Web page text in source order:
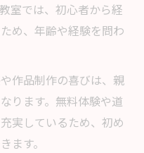
室では、初心者から経
め、年齢や経験を問わ
作品制作の喜びは、親
ります。無料体験や道
実しているため、初め
ます。